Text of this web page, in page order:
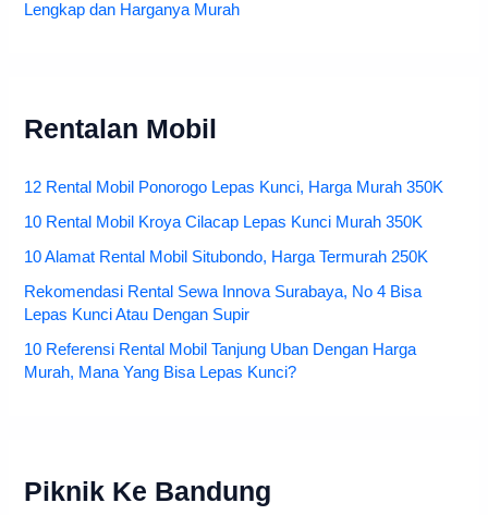
Lengkap dan Harganya Murah
Rentalan Mobil
12 Rental Mobil Ponorogo Lepas Kunci, Harga Murah 350K
10 Rental Mobil Kroya Cilacap Lepas Kunci Murah 350K
10 Alamat Rental Mobil Situbondo, Harga Termurah 250K
Rekomendasi Rental Sewa Innova Surabaya, No 4 Bisa
Lepas Kunci Atau Dengan Supir
10 Referensi Rental Mobil Tanjung Uban Dengan Harga
Murah, Mana Yang Bisa Lepas Kunci?
Piknik Ke Bandung